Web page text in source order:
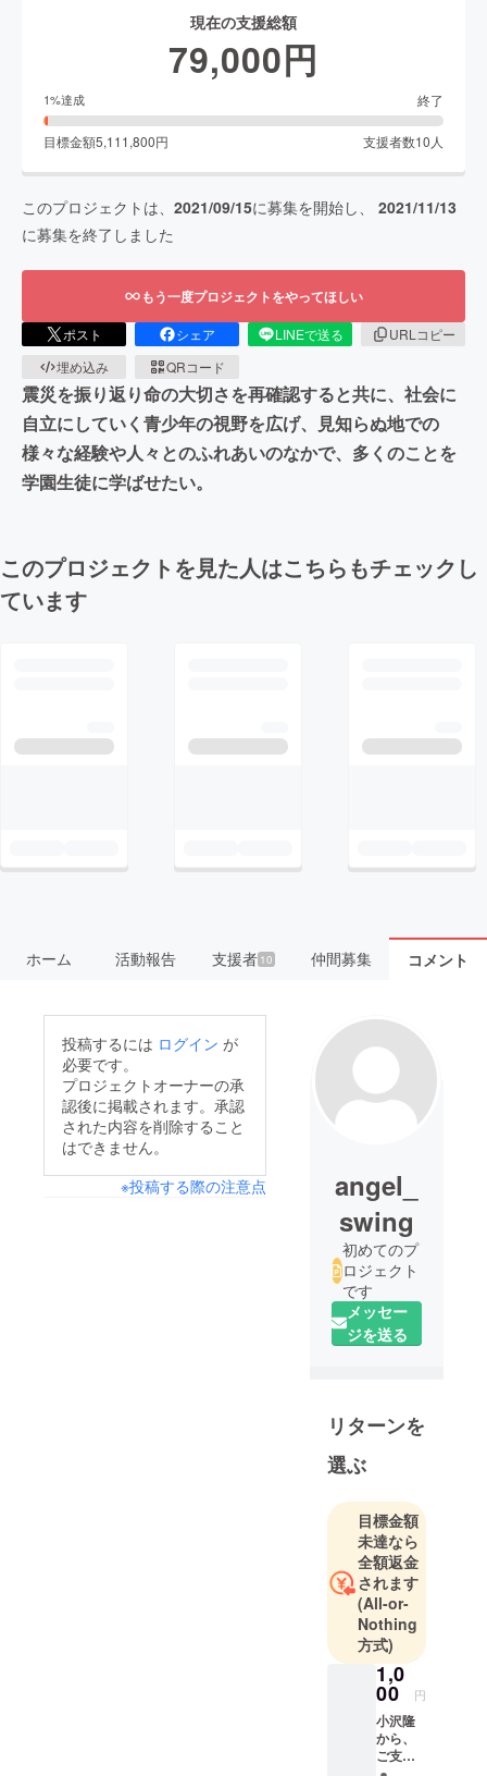
現在の支援総額
79,000円
1%達成 終了
目標金額5,111,800円 支援者数10 人
このプロジェクトは、 2021/09/15に募集を開始し、 2021/11/13
に募集を終了しました
もう一度プロジェクトをやってほしい
ポスト シェア LINEで送る
URLコピー
埋め込み
QRコード
震災を振り返り命の大切さを再確認すると共に、社会に
自立にしていく青少年の視野を広げ、見知らぬ地での
様々な経験や人々とのふれあいのなかで、多くのことを
学園生徒に学ばせたい。
このプロジェクトを見た人はこちらもチェックし
ています
ホーム 活動報告 支援者 10 仲間募集 コメント
投稿するには ログイン が
必要です。
プロジェクトオーナーの承
認後に掲載されます。承認
された内容を削除すること
はできません。
※投稿する際の注意点
angel_
swing
初めてのプ
ロジェクト
です
メッセー
ジを送る
リターンを
選ぶ
目標金額
未達なら
全額返金
されます
(All-or-
Nothing
方式)
1,0
00 円
小沢隆
から、
ご支援